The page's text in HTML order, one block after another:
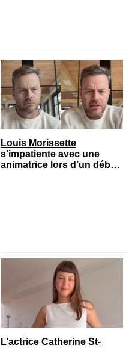
Louis Morissette
s’impatiente avec une
animatrice lors d’un débat
L’actrice Catherine St-